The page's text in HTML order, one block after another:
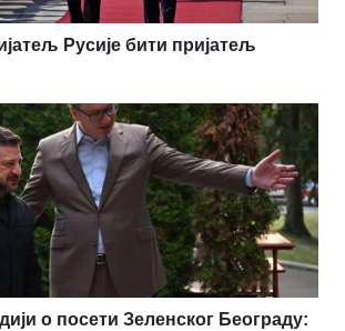
Русије бити пријатељ
о посети Зеленског Београду: